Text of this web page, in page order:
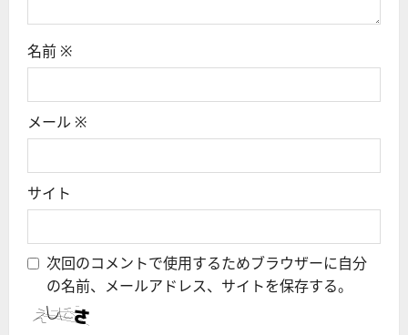
名前 ※
メール ※
サイト
次回のコメントで使用するためブラウザーに自分
の名前、メールアドレス、サイトを保存する。